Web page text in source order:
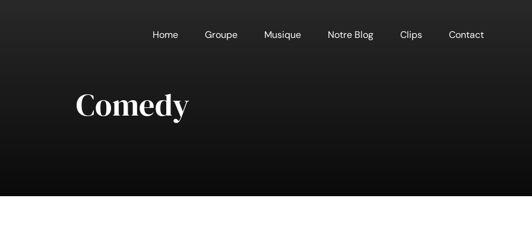
Home Groupe Musique Notre Blog Clips Contact
Comedy